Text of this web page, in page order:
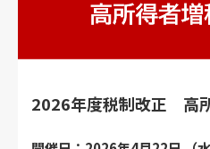
2026年度税制改正 高